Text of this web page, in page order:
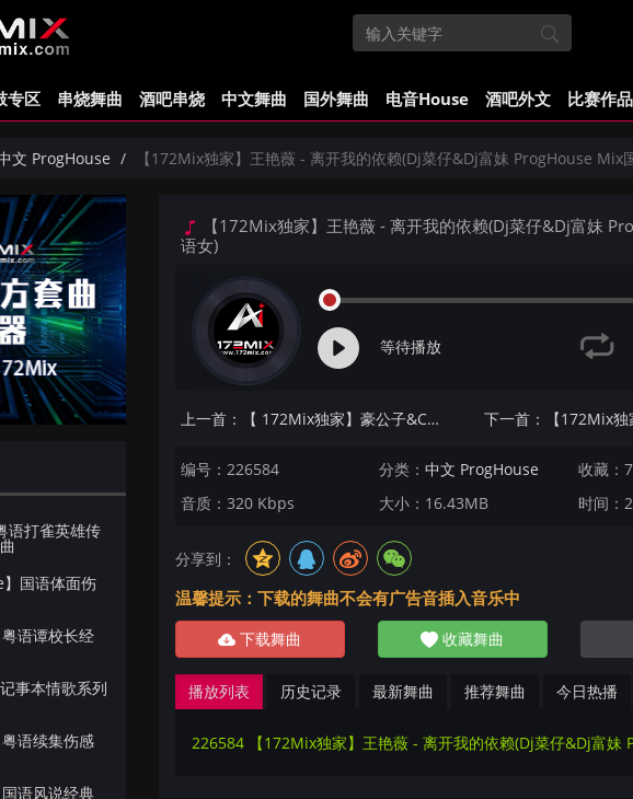
专区 串烧舞曲 酒吧串烧 中文舞曲 国外舞曲 电音House 酒吧外文 比赛作品
文 ProgHouse 【172Mix独家】王艳薇 - 离开我的依赖(Dj菜仔&Dj富妹 ProgHouse Mix
语打雀英雄传
】国语体面伤
语谭校长经
事本情歌系列
语续集伤感
语风说经典
【172Mix独家】王艳薇 - 离开我的依赖(Dj菜仔&Dj富妹
语女)
等待播放
上一首：【 172Mix独家】豪公子&CHECKYHON - 为时已晚(肇庆GonBe拾三 Electro Mix粤语男)
编号：226584 分类：中文 ProgHouse
收藏：
音质：320 Kbps
大小：16.43MB 时间：
分享到：
温馨提示：下载的舞曲不会有广告音插入音乐中
下载舞曲 收藏舞曲
播放列表 历史记录 最新舞曲 推荐舞曲 今日热播